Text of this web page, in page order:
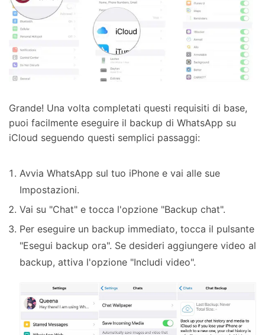
Grande! Una volta completati questi requisiti di base,
puoi facilmente eseguire il backup di WhatsApp su
iCloud seguendo questi semplici passaggi:
Avvia WhatsApp sul tuo iPhone e vai alle sue
Impostazioni.
Vai su "Chat" e tocca l'opzione "Backup chat".
Per eseguire un backup immediato, tocca il pulsante
"Esegui backup ora". Se desideri aggiungere video al
backup, attiva l'opzione "Includi video".